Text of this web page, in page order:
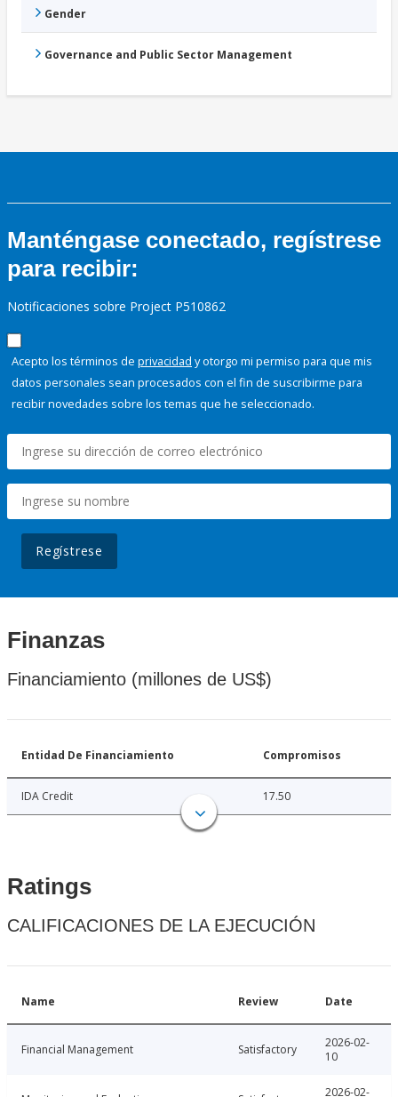
Gender
Governance and Public Sector Management
Manténgase conectado, regístrese
para recibir:
Notificaciones sobre Project P510862
Acepto los términos de privacidad y otorgo mi permiso para que mis
datos personales sean procesados con el fin de suscribirme para
recibir novedades sobre los temas que he seleccionado.
Regístrese
Finanzas
Financiamiento (millones de US$)
Entidad De Financiamiento Compromisos
IDA Credit 17.50
Ratings
CALIFICACIONES DE LA EJECUCIÓN
Name Review Date
Financial Management Satisfactory
2026-02-
10
2026-02-